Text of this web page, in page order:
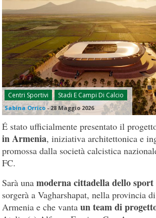
Centri Sportivi Stadi E Campi Di Calcio
Sabina Orrico-28 Maggio 2026
É stato ufficialmente presentato il
in Armenia, iniziativa architettonica e
promossa dalla società calcistica
FC.
Sarà unamoderna cittadella dello sport
sorgerà a Vagharshapat, nella provincia
Armenia e che vanta un team di